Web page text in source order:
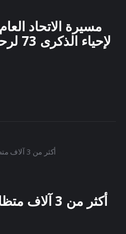
مسيرة الاتحاد
لإحياء الذكرى 73 لرحيل فرحات حشاد